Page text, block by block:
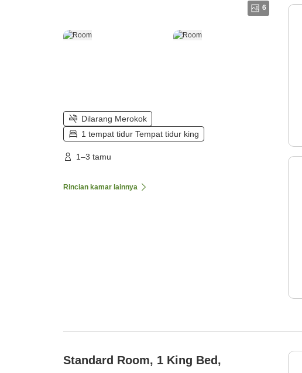
6
Dilarang Merokok
1 tempat tidur Tempat tidur king
1–3 tamu
Rincian kamar lainnya
Standard Room, 1 King Bed,